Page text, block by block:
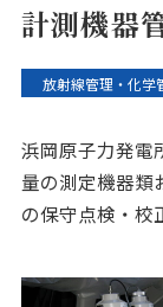
計測機器
放射線管理・化学
浜岡原子力発電
量の測定機器類
の保守点検・校